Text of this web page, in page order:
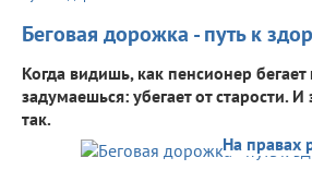
Беговая дорожка - путь к
Когда видишь, как пенсионер
задумаешься: убегает от старости. И
так.
На правах